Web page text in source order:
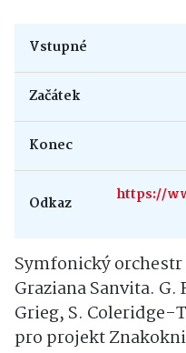
Vstupné
Začátek
Konec
Odkaz
https://
Symfonický
Graziana Sanvita. G.
Grieg, S.
pro projekt